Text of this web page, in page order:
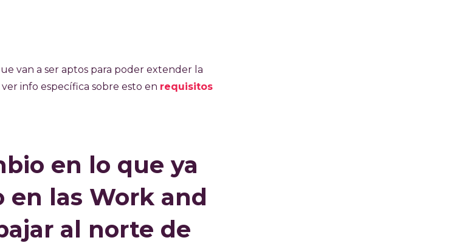
van a ser aptos para poder extender la
info específica sobre esto en requisitos
en lo que ya
las Work and
al norte de